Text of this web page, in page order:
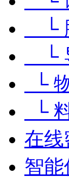
└
└
└
└
在线
智能